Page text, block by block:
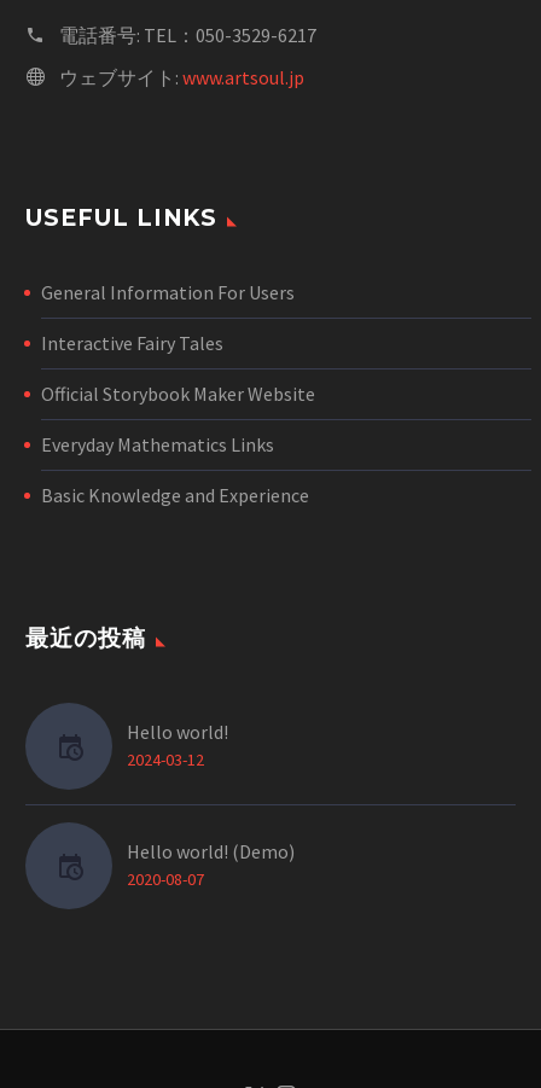
電話番号: TEL：050-3529-6217
ウェブサイト: www.artsoul.jp
USEFUL LINKS
General Information For Users
Interactive Fairy Tales
Official Storybook Maker Website
Everyday Mathematics Links
Basic Knowledge and Experience
最近の投稿
Hello world!
2024-03-12
Hello world! (Demo)
2020-08-07